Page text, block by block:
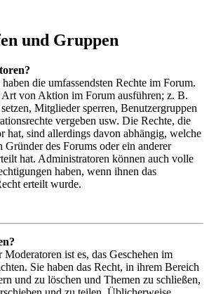
und Gruppen
die umfassendsten Rechte im Forum.
Art von Aktion im Forum ausführen; z. B.
Mitglieder sperren, Benutzergruppen
vergeben usw. Die Rechte, die
hat, sind allerdings davon abhängig, welche
Gründer des Forums oder ein anderer
hat. Administratoren können auch volle
haben, wenn ihnen das
erteilt wurde.
ist es, das Geschehen im
Sie haben das Recht, in ihrem Bereich
und zu löschen und Themen zu schließen,